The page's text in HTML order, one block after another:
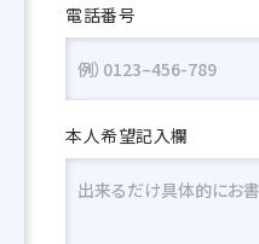
電話番号
本人希望記入欄